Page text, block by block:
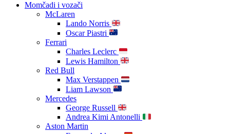
Momčadi i vozači
McLaren
Lando Norris
Oscar Piastri
Ferrari
Charles Leclerc
Lewis Hamilton
Red Bull
Max Verstappen
Liam Lawson
Mercedes
George Russell
Andrea Kimi Antonelli
Aston Martin